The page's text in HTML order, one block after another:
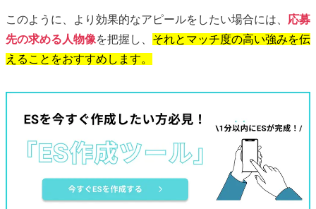
このように、より効果的なアピールをしたい場合には、 応募
先の求める人物像を把握し、 それとマッチ度の高い強みを伝
えることをおすすめします。